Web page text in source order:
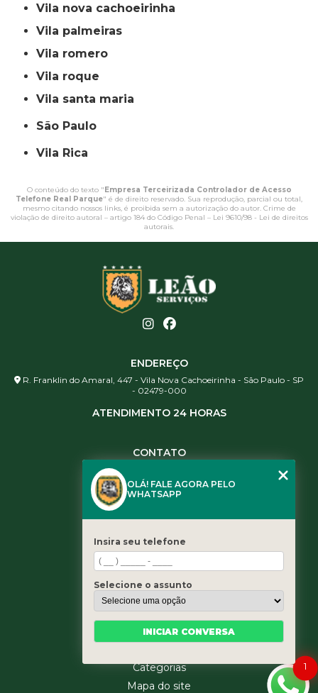
vila nova cachoeirinha
vila palmeiras
vila romero
vila roque
vila santa maria
São Paulo
Vila Rica
O conteúdo do texto "Empresa Terceirizada Controlador de Acesso
Telefone Real Parque" é de direito reservado. Sua reprodução, parcial ou total,
mesmo citando nossos links, é proibida sem a autorização do autor. Crime de
violação de direito autoral – artigo 184 do Código Penal – Lei 9610/98 - Lei de direitos
autorais
ENDEREÇO
R. Franklin do Amaral, 447 - Vila Nova Cachoeirinha - São Paulo - SP
- 02479-000
ATENDIMENTO 24 HORAS
CONTATO
(11) 3461-5871
contato@leaoservicos.com.br
Home
Quem somos
Serviços
Blog
Categorias
Mapa do site
1
OLÁ! FALE AGORA PELO
WHATSAPP
Insira seu telefone
Selecione o assunto
INICIAR CONVERSA